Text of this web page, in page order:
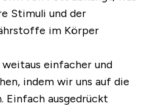
Stimuli und der
im Körper
einfacher und
indem wir uns auf die
Einfach ausgedrückt